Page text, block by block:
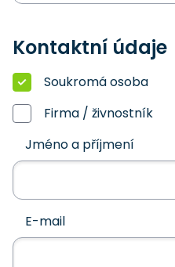
Kontaktní údaje
Soukromá osoba
Firma / živnostník
Jméno a příjmení
E-mail